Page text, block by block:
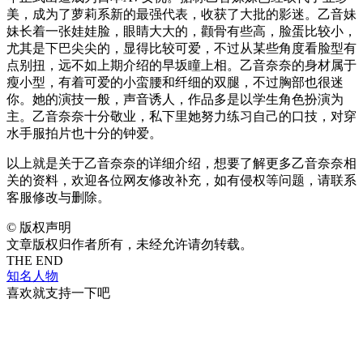
美，成为了萝莉系新的最强代表，收获了大批的影迷。乙音妹
妹长着一张娃娃脸，眼睛大大的，颧骨有些高，脸蛋比较小，
尤其是下巴尖尖的，显得比较可爱，不过从某些角度看脸型有
点别扭，远不如上期介绍的早坂瞳上相。乙音奈奈的身材属于
瘦小型，有着可爱的小蛮腰和纤细的双腿，不过胸部也很迷
你。她的演技一般，声音诱人，作品多是以学生角色扮演为
主。乙音奈奈十分敬业，私下里她努力练习自己的口技，对穿
水手服拍片也十分的钟爱。
以上就是关于乙音奈奈的详细介绍，想要了解更多乙音奈奈相
关的资料，欢迎各位网友修改补充，如有侵权等问题，请联系
客服修改与删除。
© 版权声明
文章版权归作者所有，未经允许请勿转载。
THE END
知名人物
喜欢就支持一下吧